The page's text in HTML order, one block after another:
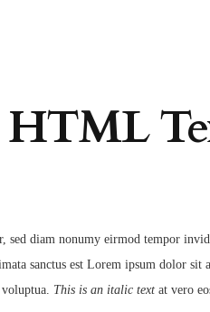
HTML
sed diam nonumy eirmod tempor
sanctus est Lorem ipsum dolor sit
This is an italic text at vero